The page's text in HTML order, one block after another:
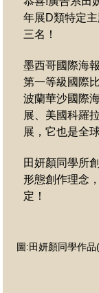
年展D類特定
三名！
墨西哥國際海
第一等級國際
波蘭華沙國際
展、美國科羅
展，它也是全
田妍顏同學所
形態創作理念
定！
圖:田妍顏同學作品